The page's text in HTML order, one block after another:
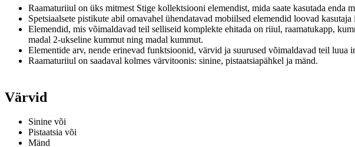
Raamaturiiul on üks mitmest Stige kollektsiooni elemendist, mida saate kasutada enda
Spetsiaalsete pistikute abil omavahel ühendatavad mobiilsed elemendid loovad
Elemendid, mis võimaldavad teil selliseid komplekte ehitada on riiul, raamatukapp,
madal 2-ukseline kummut ning madal kummut.
Elementide arv, nende erinevad funktsioonid, värvid ja suurused võimaldavad teil luua
Raamaturiiul on saadaval kolmes värvitoonis: sinine, pistaatsiapähkel ja mänd.
Värvid
Sinine või
Pistaatsia või
Mänd